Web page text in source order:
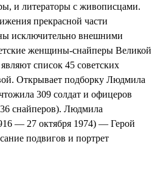
и литераторы с живописцами.
прекрасной части
исключительно внешними
женщины-снайперы Великой
список 45 советских
Открывает подборку Людмила
309 солдат и офицеров
снайперов). Людмила
— 27 октября 1974) — Герой
подвигов и портрет